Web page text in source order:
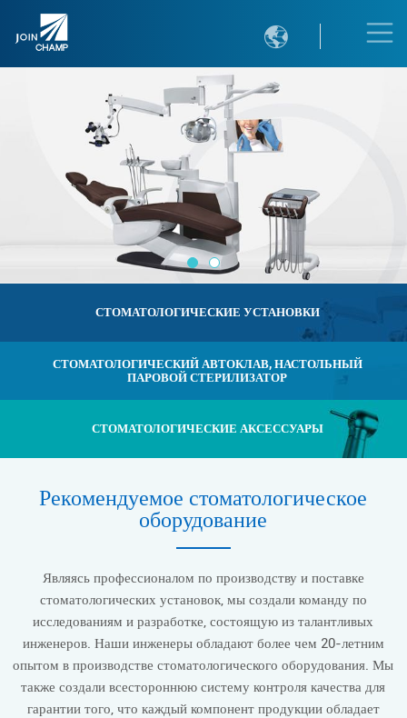

СТОМАТОЛОГИЧЕСКИЕ УСТАНОВКИ
СТОМАТОЛОГИЧЕСКИЙ АВТОКЛАВ, НАСТОЛЬНЫЙ
ПАРОВОЙ СТЕРИЛИЗАТОР
СТОМАТОЛОГИЧЕСКИЕ АКСЕССУАРЫ
Рекомендуемое стоматологическое
оборудование
Являясь профессионалом по производству и поставке
стоматологических установок, мы создали команду по
исследованиям и разработке, состоящую из талантливых
инженеров. Наши инженеры обладают более чем 20-летним
опытом в производстве стоматологического оборудования. Мы
также создали всестороннюю систему контроля качества для
гарантии того, что каждый компонент продукции обладает